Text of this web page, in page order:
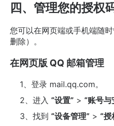
四、管理您的授权
您可以在网页端或手机端随
删除）。
在网页版 QQ 邮箱管理
1、登录 mail.qq.com。
2、进入 “设置” ​ > “账号与
3、找到 “设备管理” ​ > “授